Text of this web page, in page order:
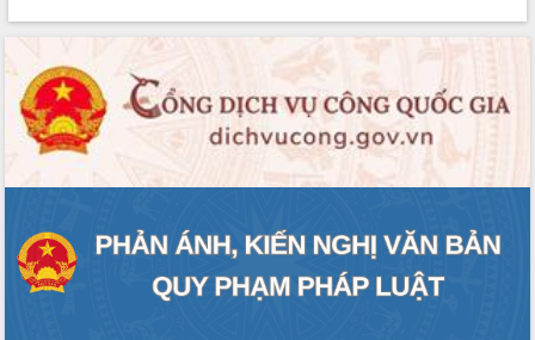
Ngành cá ngừ Đắk Lắk chủ động thích
ứng để giữ vững thị trường xuất khẩu
Diễn đàn Kinh tế tư nhân Việt Nam đột
phá cơ chế - Hợp tác công tư
Đề án 06 tạo bước ngoặt đột phá trong
cải cách hành chính tỉnh Đắk Lắk
Khởi động Dự án Đầu tư xây dựng hạ
tầng kỹ thuật Cụm công nghiệp Tân
Tiến